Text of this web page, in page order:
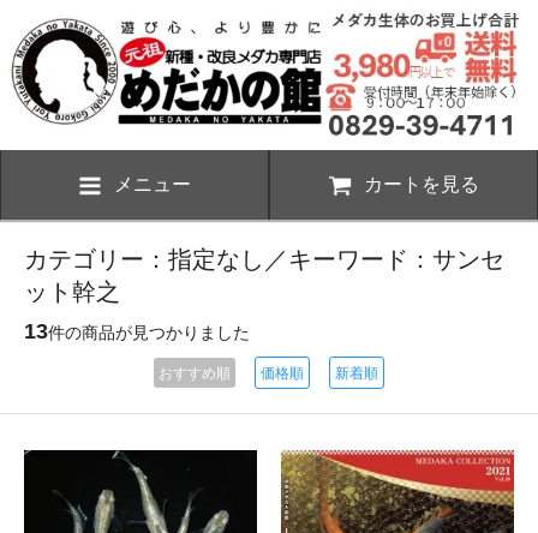
メニュー カートを見る
カテゴリー：指定なし／キーワード：サンセ
ット幹之
13件の商品が見つかりました
おすすめ順 価格順 新着順